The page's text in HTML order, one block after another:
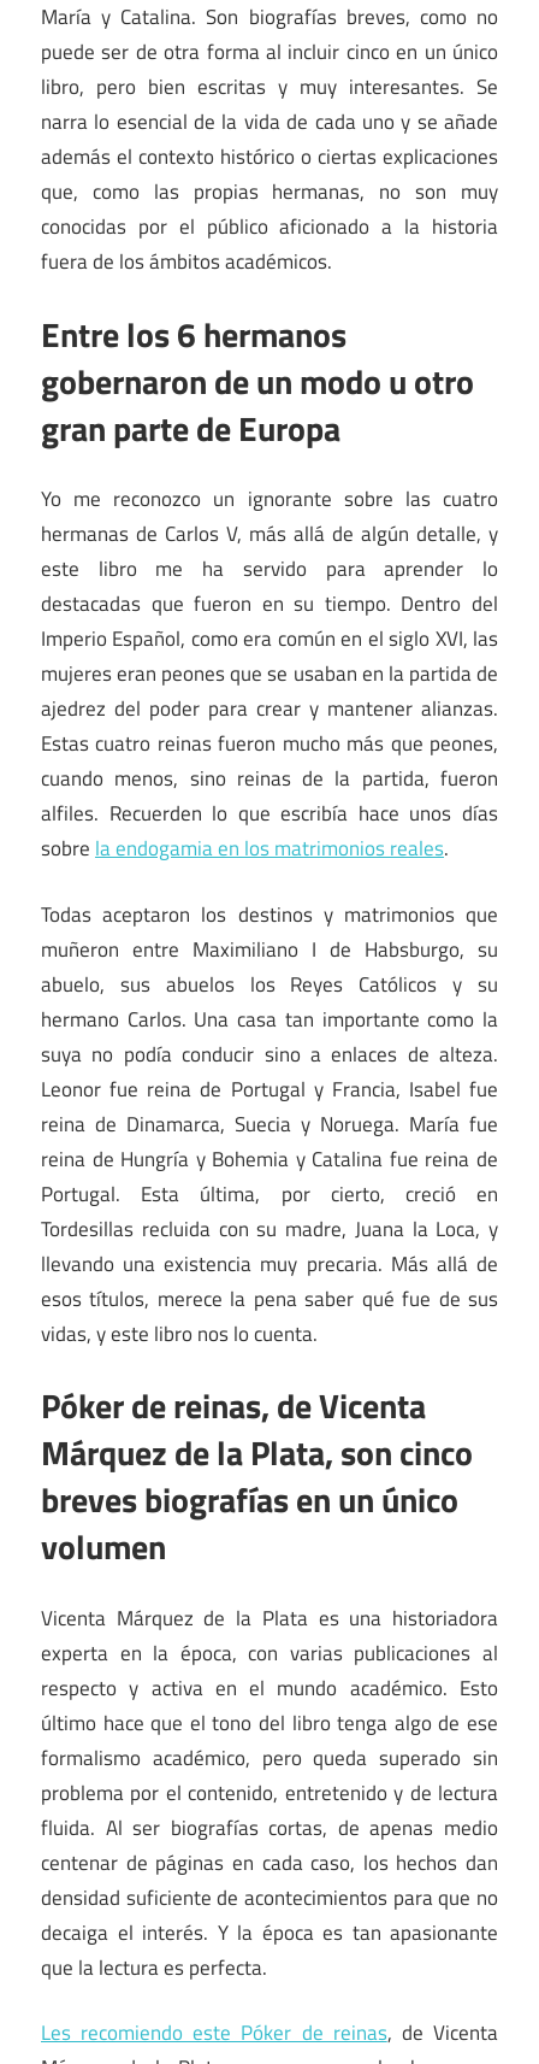
María y Catalina. Son biografías breves, como no
puede ser de otra forma al incluir cinco en un único
libro, pero bien escritas y muy interesantes. Se
narra lo esencial de la vida de cada uno y se añade
además el contexto histórico o ciertas explicaciones
que, como las propias hermanas, no son muy
conocidas por el público aficionado a la historia
fuera de los ámbitos académicos.
Entre los 6 hermanos
gobernaron de un modo u otro
gran parte de Europa
Yo me reconozco un ignorante sobre las cuatro
hermanas de Carlos V, más allá de algún detalle, y
este libro me ha servido para aprender lo
destacadas que fueron en su tiempo. Dentro del
Imperio Español, como era común en el siglo XVI, las
mujeres eran peones que se usaban en la partida de
ajedrez del poder para crear y mantener alianzas.
Estas cuatro reinas fueron mucho más que peones,
cuando menos, sino reinas de la partida, fueron
alfiles. Recuerden lo que escribía hace unos días
sobrela endogamia en los matrimonios reales.
Todas aceptaron los destinos y matrimonios que
muñeron entre Maximiliano I de Habsburgo, su
abuelo, sus abuelos los Reyes Católicos y su
hermano Carlos. Una casa tan importante como la
suya no podía conducir sino a enlaces de alteza.
Leonor fue reina de Portugal y Francia, Isabel fue
reina de Dinamarca, Suecia y Noruega. María fue
reina de Hungría y Bohemia y Catalina fue reina de
Portugal. Esta última, por cierto, creció en
Tordesillas recluida con su madre, Juana la Loca, y
llevando una existencia muy precaria. Más allá de
esos títulos, merece la pena saber qué fue de sus
vidas, y este libro nos lo cuenta.
Póker de reinas, de Vicenta
Márquez de la Plata, son cinco
breves biografías en un único
volumen
Vicenta Márquez de la Plata es una historiadora
experta en la época, con varias publicaciones al
respecto y activa en el mundo académico. Esto
último hace que el tono del libro tenga algo de ese
formalismo académico, pero queda superado sin
problema por el contenido, entretenido y de lectura
fluida. Al ser biografías cortas, de apenas medio
centenar de páginas en cada caso, los hechos dan
densidad suficiente de acontecimientos para que no
decaiga el interés. Y la época es tan apasionante
que la lectura es perfecta.
Les recomiendo este Póker de reinas, de Vicenta